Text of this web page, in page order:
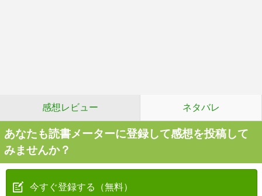
感想レビュー ネタバレ
あなたも読書メーターに登録して感想を投稿して
みませんか？
今すぐ登録する（無料）